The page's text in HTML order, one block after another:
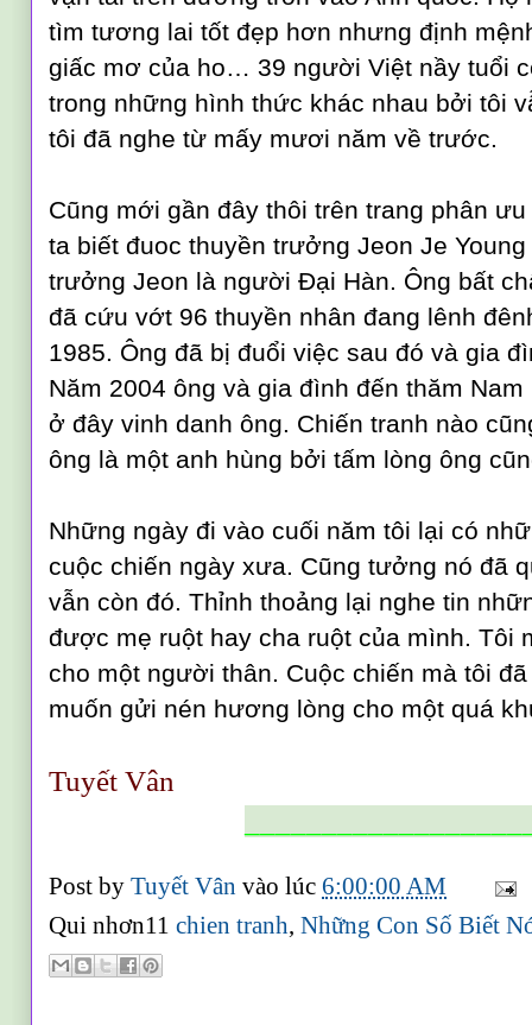
tìm tương lai tốt đẹp hơn nhưng định
giấc mơ của ho… 39 người Việt nầy tuổi
trong những hình thức khác nhau bởi tôi
tôi đã nghe từ mấy mươi năm về trước.
Cũng mới gần đây thôi trên trang phân
ta biết đuoc thuyền trưởng Jeon Je
trưởng Jeon là người Đại Hàn. Ông bất
đã cứu vớt 96 thuyền nhân đang lênh
1985. Ông đã bị đuổi việc sau đó và gia
Năm 2004 ông và gia đình đến thăm
ở đây vinh danh ông. Chiến tranh nào
ông là một anh hùng bởi tấm lòng ông
Những ngày đi vào cuối năm tôi lại có
cuộc chiến ngày xưa. Cũng tưởng nó đã
vẫn còn đó. Thỉnh thoảng lại nghe tin
được mẹ ruột hay cha ruột của mình. Tôi
cho một người thân. Cuộc chiến mà tôi
muốn gửi nén hương lòng cho một quá
Tuyết Vân
Post byTuyết Vânvào lúc 6:00:00 AM
Qui nhơn11chien tranh,Những Con Số Biết